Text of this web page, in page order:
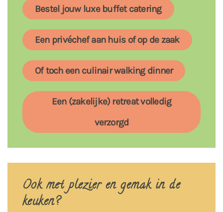
Bestel jouw luxe buffet catering
Een privéchef aan huis of op de zaak
Of toch een culinair walking dinner
Een (zakelijke) retreat volledig
verzorgd
Ook met plezier en gemak in de
keuken?